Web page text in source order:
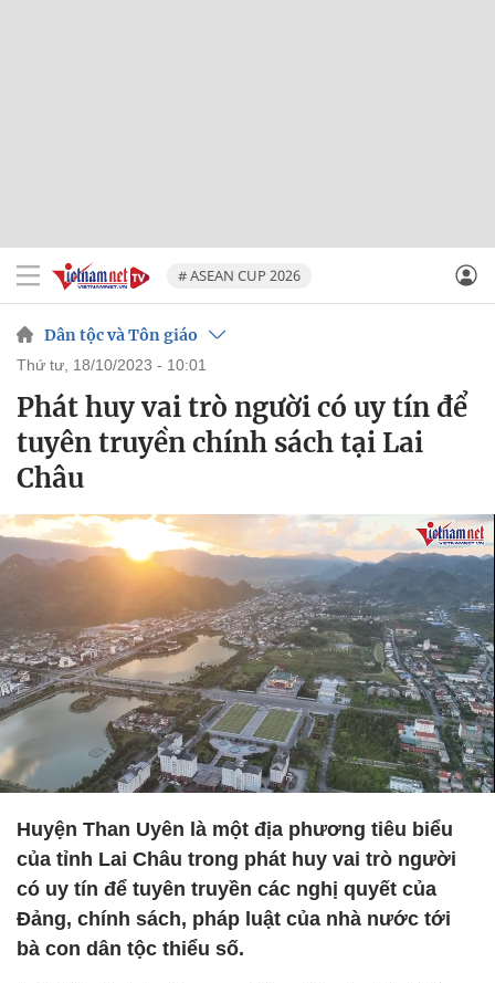
# ASEAN CUP 2026
Dân tộc và Tôn giáo
thứ tư, 18/10/2023 - 10:01
Phát huy vai trò người có uy tín để
tuyên truyền chính sách tại Lai
Châu
Huyện Than Uyên là một địa phương tiêu biểu
của tỉnh Lai Châu trong phát huy vai trò người
có uy tín để tuyên truyền các nghị quyết của
Đảng, chính sách, pháp luật của nhà nước tới
bà con dân tộc thiểu số.